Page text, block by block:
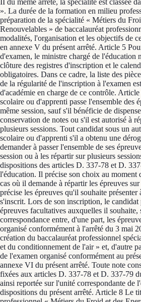
II du même arrêté, la spécialité est classée
». La durée de la formation en milieu
préparation de la spécialité « Métiers du
Renouvelables » de baccalauréat
modalités, l'organisation et les objectifs de
en annexe V du présent arrêté. Article 5
d'examen, le ministre chargé de l'éducation
clôture des registres d'inscription et le
obligatoires. Dans ce cadre, la liste des
de la régularité de l'inscription à l'examen
d'académie en charge de ce contrôle.
scolaire ou d'apprenti passe l'ensemble des
même session, sauf s'il bénéficie de
conservation de notes ou s'il est autorisé à
plusieurs sessions. Tout candidat sous un
scolaire ou d'apprenti s'il a obtenu une
demander à passer l'ensemble de ses
session ou à les répartir sur plusieurs
dispositions des articles D. 337-78 et D.
l'éducation. Il précise son choix au moment
cas où il demande à répartir les épreuves
précise les épreuves qu'il souhaite
s'inscrit. Lors de son inscription, le candidat
épreuves facultatives auxquelles il souhaite,
correspondance entre, d'une part, les
organisé conformément à l'arrêté du 3 mai
création du baccalauréat professionnel
et du conditionnement de l'air » et, d'autre
de l'examen organisé conformément au
annexe VI du présent arrêté. Toute note
fixées aux articles D. 337-78 et D. 337-79
ainsi reportée sur l'unité correspondante de
dispositions du présent arrêté. Article 8 Le